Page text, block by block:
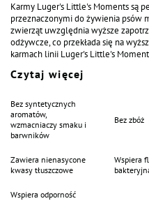
Karmy Luger's Little's Moments są
przeznaczonymi do żywienia psów
zwierząt uwzględnia wyższe
odżywcze, co przekłada się na
karmach linii Luger's Little's
wysokiej wartości odżywczej białka i
pochodzenia roślinnego dostarcza
energetycznych niezbędnych dla
procesów metabolicznych. Nasiona
pokarmowego, wspomagają
co wpływa na prawidłowy wzrost i
pełnoporcjowy produkt
Czytaj więcej
Bez syntetycznych
aromatów,
wzmacniaczy smaku i
barwników
Bez zbóż
Zawiera nienasycone
kwasy tłuszczowe
Wspiera
Wspiera odporność